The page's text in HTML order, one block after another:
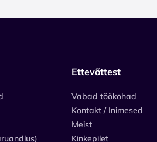
Ettevõttest
Vabad töökohad
Kontakt / Inimesed
Meist
Kinkepilet